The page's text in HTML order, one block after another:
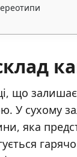
що
У сухому
яка